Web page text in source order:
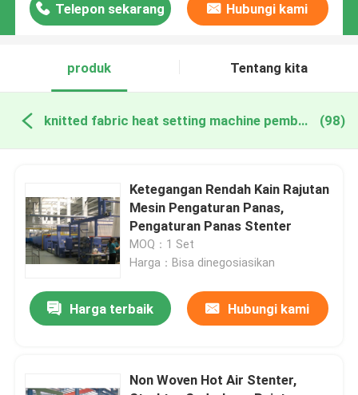
Telepon sekarang Hubungi kami
produk Tentang kita
knitted fabric heat setting machine pembuatan online (98)
Ketegangan Rendah Kain Rajutan
Mesin Pengaturan Panas,
Pengaturan Panas Stenter
MOQ：1 Set
Harga：Bisa dinegosiasikan
Harga terbaik Hubungi kami
Non Woven Hot Air Stenter,